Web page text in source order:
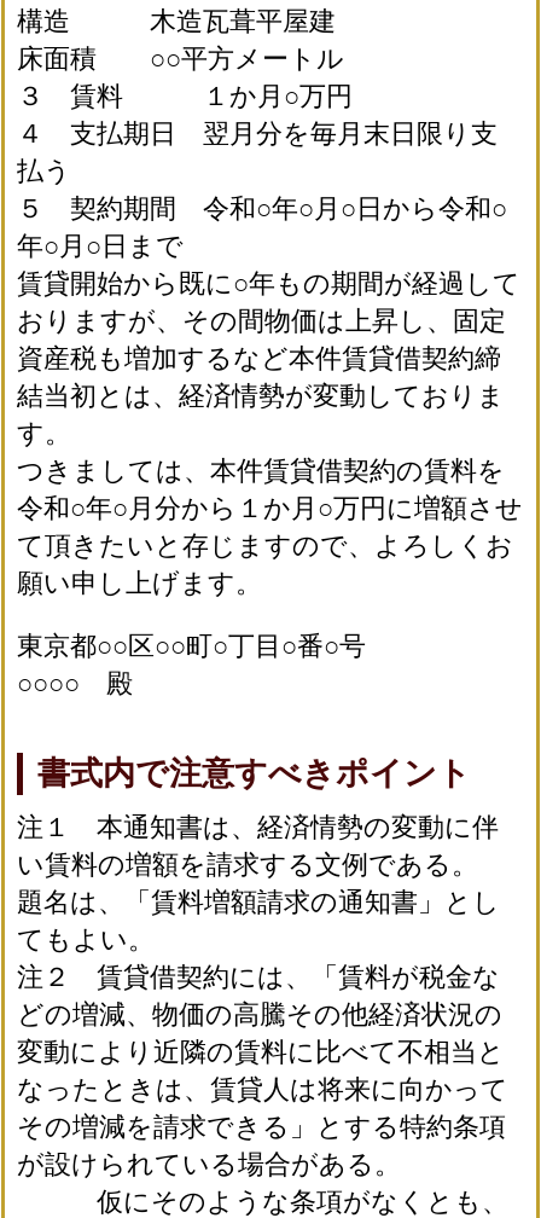
構造 木造瓦葺平屋建
床面積 ○○平方メートル
３ 賃料 １か月○万円
４ 支払期日 翌月分を毎月末日限り支
払う
５ 契約期間 令和○年○月○日から令和○
年○月○日まで
賃貸開始から既に○年もの期間が経過して
おりますが、その間物価は上昇し、固定
資産税も増加するなど本件賃貸借契約締
結当初とは、経済情勢が変動しておりま
す。
つきましては、本件賃貸借契約の賃料を
令和○年○月分から１か月○万円に増額させ
て頂きたいと存じますので、よろしくお
願い申し上げます。
東京都○○区○○町○丁目○番○号
○○○○ 殿
書式内で注意すべきポイント
注１ 本通知書は、経済情勢の変動に伴
い賃料の増額を請求する文例である。
題名は、「賃料増額請求の通知書」とし
てもよい。
注２ 賃貸借契約には、「賃料が税金な
どの増減、物価の高騰その他経済状況の
変動により近隣の賃料に比べて不相当と
なったときは、賃貸人は将来に向かって
その増減を請求できる」とする特約条項
が設けられている場合がある。
仮にそのような条項がなくとも、